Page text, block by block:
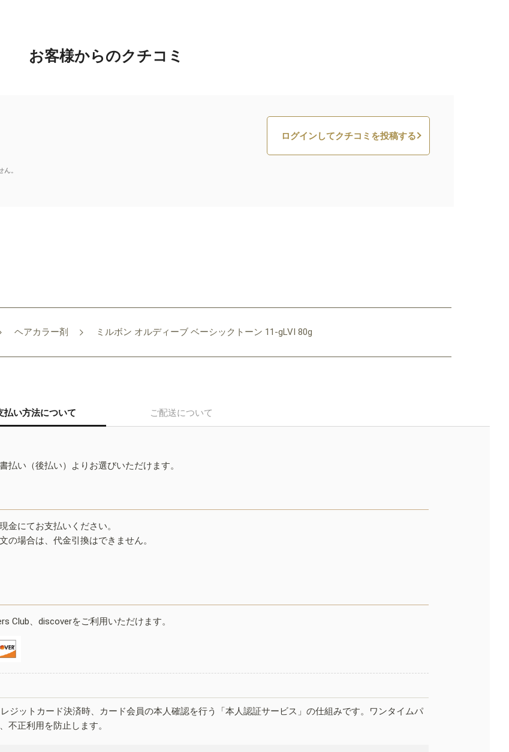
お客様からのクチコミ
。
ログインしてクチコミを投稿する
ヘアカラー剤 ミルボン オルディーブ ベーシックトーン 11-gLVI 80g
払い方法について ご配送について
い（後払い）よりお選びいただけます。
金にてお支払いください。
の場合は、代金引換はできません。
Club、discoverをご利用いただけます。
ジットカード決済時、カード会員の本人確認を行う「本人認証サービス」の仕組みです。ワンタイムパ
不正利用を防止します。